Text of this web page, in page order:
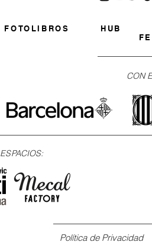
FOTOLIBROS HUB
CON
ESPACIOS:
Política de Privacidad